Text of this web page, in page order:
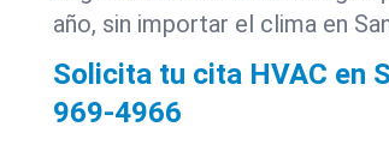
año, sin importar el clima en
Solicita tu cita HVAC en
969-4966